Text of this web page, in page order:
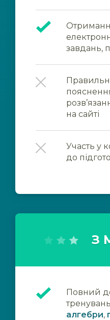
завдань,
на сайті
Участь у
до
З
Повний
алгебри,